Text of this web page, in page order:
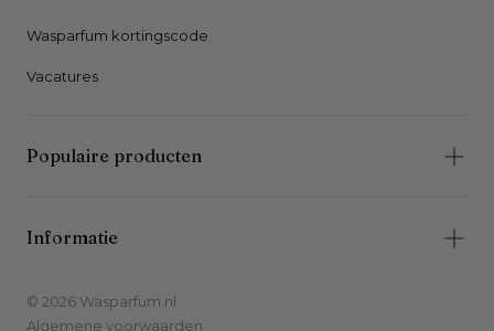
Wasparfum kortingscode
Vacatures
Populaire producten
Informatie
© 2026 Wasparfum.nl
Algemene voorwaarden